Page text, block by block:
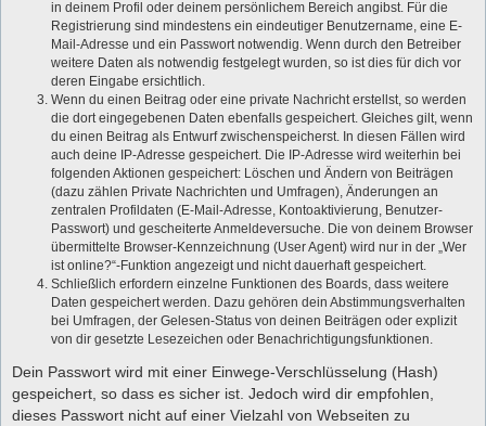
in deinem Profil oder deinem persönlichem Bereich angibst. Für die
Registrierung sind mindestens ein eindeutiger Benutzername, eine E-
Mail-Adresse und ein Passwort notwendig. Wenn durch den Betreiber
weitere Daten als notwendig festgelegt wurden, so ist dies für dich vor
deren Eingabe ersichtlich.
Wenn du einen Beitrag oder eine private Nachricht erstellst, so werden
die dort eingegebenen Daten ebenfalls gespeichert. Gleiches gilt, wenn
du einen Beitrag als Entwurf zwischenspeicherst. In diesen Fällen wird
auch deine IP-Adresse gespeichert. Die IP-Adresse wird weiterhin bei
folgenden Aktionen gespeichert: Löschen und Ändern von Beiträgen
(dazu zählen Private Nachrichten und Umfragen), Änderungen an
zentralen Profildaten (E-Mail-Adresse, Kontoaktivierung, Benutzer-
Passwort) und gescheiterte Anmeldeversuche. Die von deinem Browser
übermittelte Browser-Kennzeichnung (User Agent) wird nur in der „Wer
ist online?“-Funktion angezeigt und nicht dauerhaft gespeichert.
Schließlich erfordern einzelne Funktionen des Boards, dass weitere
Daten gespeichert werden. Dazu gehören dein Abstimmungsverhalten
bei Umfragen, der Gelesen-Status von deinen Beiträgen oder explizit
von dir gesetzte Lesezeichen oder Benachrichtigungsfunktionen.
Dein Passwort wird mit einer Einwege-Verschlüsselung (Hash)
gespeichert, so dass es sicher ist. Jedoch wird dir empfohlen,
dieses Passwort nicht auf einer Vielzahl von Webseiten zu